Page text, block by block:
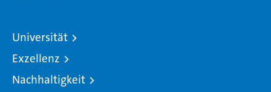
Universität
Exzellenz
Nachhaltigkeit